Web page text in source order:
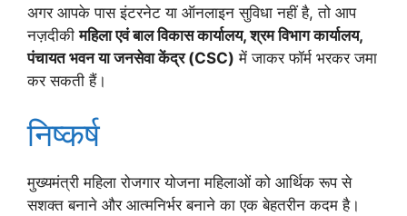
अगर आपके पास इंटरनेट या ऑनलाइन सुविधा नहीं है, तो आप
नज़दीकीमहिला एवं बाल विकास कार्यालय, श्रम विभाग कार्यालय,
पंचायत भवन या जनसेवा केंद्र (CSC) में जाकर फॉर्म भरकर जमा
कर सकती हैं।
निष्कर्ष
मुख्यमंत्री महिला रोजगार योजना महिलाओं को आर्थिक रूप से
सशक्त बनाने और आत्मनिर्भर बनाने का एक बेहतरीन कदम है।